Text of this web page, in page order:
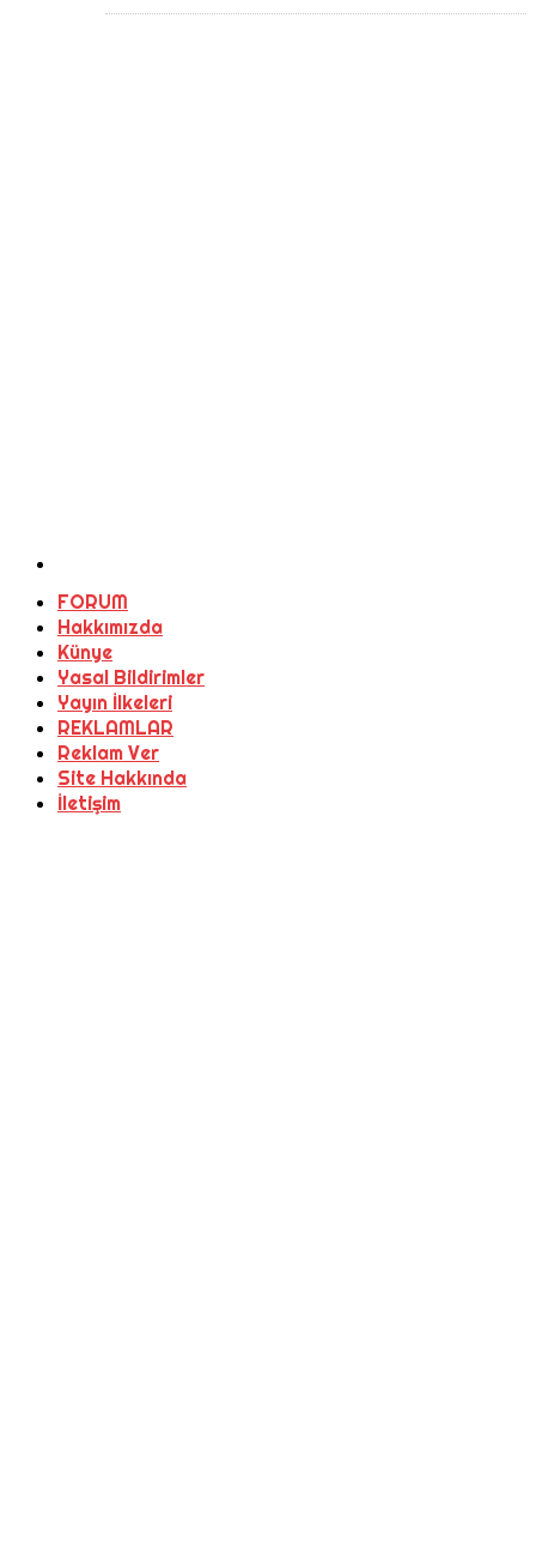
FORUM
Hakkımızda
Künye
Yasal Bildirimler
Yayın İlkeleri
REKLAMLAR
Reklam Ver
Site Hakkında
İletişim